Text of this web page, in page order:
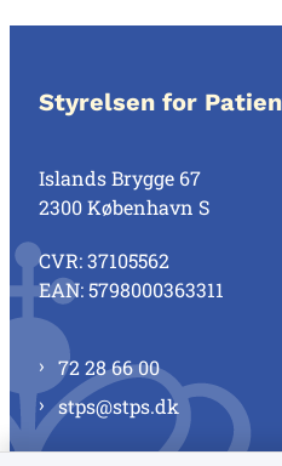
Styrelsen for
Islands Brygge 67
2300 København S
CVR: 37105562
EAN: 5798000363311
72 28 66 00
stps@stps.dk